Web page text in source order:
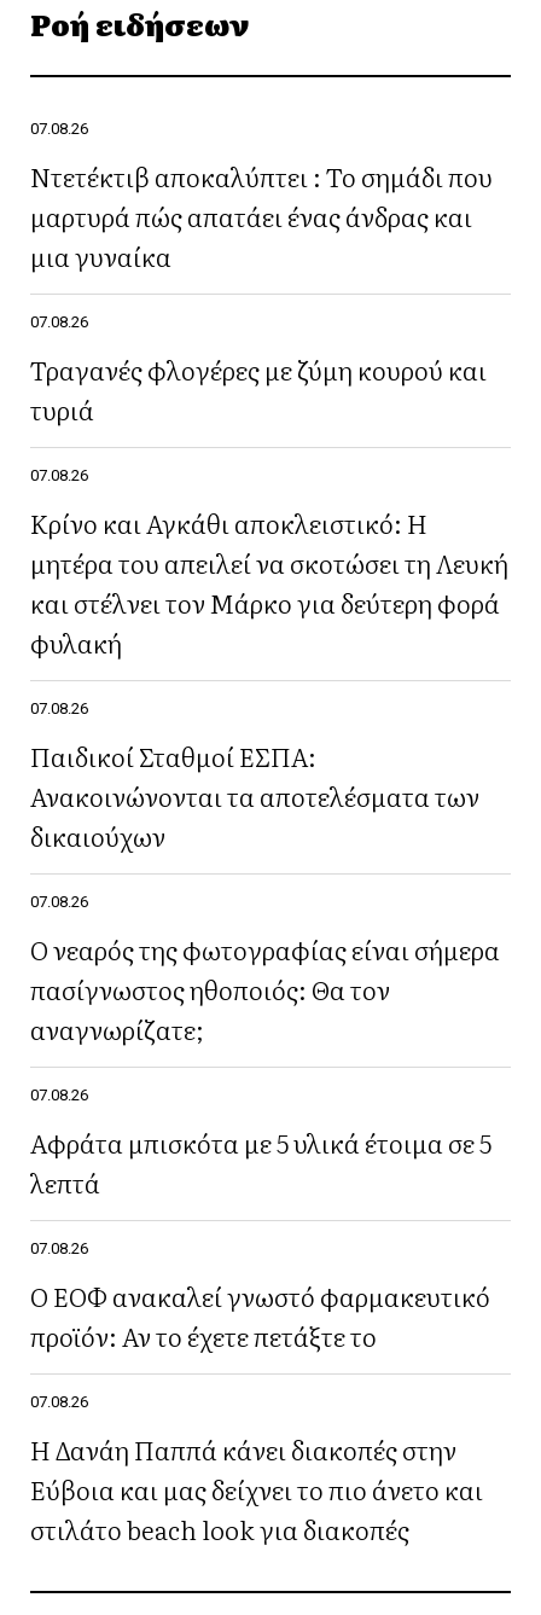
Ροή ειδήσεων
07.08.26
Ντετέκτιβ αποκαλύπτει : Το σημάδι που
μαρτυρά πώς απατάει ένας άνδρας και
μια γυναίκα
07.08.26
Τραγανές φλογέρες με ζύμη κουρού και
τυριά
07.08.26
Κρίνο και Αγκάθι αποκλειστικό: Η
μητέρα του απειλεί να σκοτώσει τη Λευκή
και στέλνει τον Μάρκο για δεύτερη φορά
φυλακή
07.08.26
Παιδικοί Σταθμοί ΕΣΠΑ:
Ανακοινώνονται τα αποτελέσματα των
δικαιούχων
07.08.26
Ο νεαρός της φωτογραφίας είναι σήμερα
πασίγνωστος ηθοποιός: Θα τον
αναγνωρίζατε;
07.08.26
Αφράτα μπισκότα με 5 υλικά έτοιμα σε 5
λεπτά
07.08.26
Ο ΕΟΦ ανακαλεί γνωστό φαρμακευτικό
προϊόν: Αν το έχετε πετάξτε το
07.08.26
Η Δανάη Παππά κάνει διακοπές στην
Εύβοια και μας δείχνει το πιο άνετο και
στιλάτο beach look για διακοπές